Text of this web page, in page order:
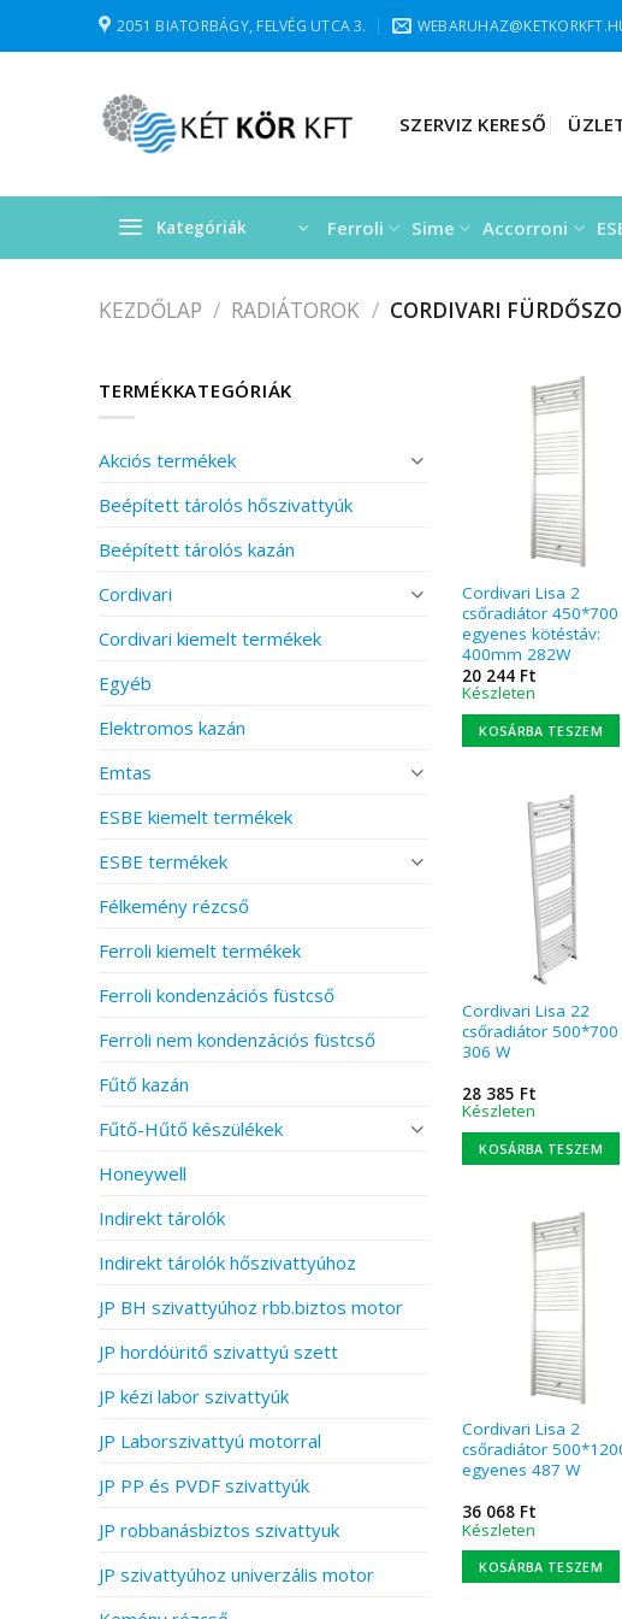
2051 BIATORBÁGY, FELVÉG UTCA 3.
SZERVIZ KERESŐ
Kategóriák Ferroli Sime Accorroni
KEZDŐLAP / RADIÁTOROK / CORDIVARI
TERMÉKKATEGÓRIÁK
Akciós termékek
Beépített tárolós hőszivattyúk
Beépített tárolós kazán
Cordivari
Cordivari kiemelt termékek
Egyéb
Elektromos kazán
Emtas
ESBE kiemelt termékek
ESBE termékek
Félkemény rézcső
Ferroli kiemelt termékek
Ferroli kondenzációs füstcső
Ferroli nem kondenzációs füstcső
Fűtő kazán
Fűtő-Hűtő készülékek
Honeywell
Indirekt tárolók
Indirekt tárolók hőszivattyúhoz
JP BH szivattyúhoz rbb.biztos motor
JP hordóüritő szivattyú szett
JP kézi labor szivattyúk
JP Laborszivattyú motorral
JP PP és PVDF szivattyúk
JP robbanásbiztos szivattyuk
JP szivattyúhoz univerzális motor
Cordivari Lisa 2
csőradiátor 450*700
egyenes kötéstáv:
400mm 282W
20 244 Ft
Készleten
KOSÁRBA TESZEM
Cordivari Lisa 22
csőradiátor 500*700
306 W
28 385 Ft
Készleten
KOSÁRBA TESZEM
Cordivari Lisa 2
csőradiátor
egyenes 487 W
36 068 Ft
Készleten
KOSÁRBA TESZEM